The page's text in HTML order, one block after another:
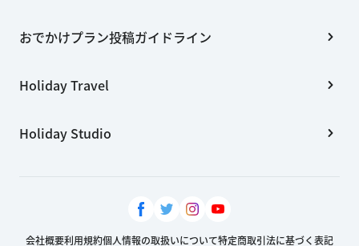
おでかけプラン投稿ガイドライン
Holiday Travel
Holiday Studio
会社概要利用規約個人情報の取扱いについて特定商取引法に基づく表記